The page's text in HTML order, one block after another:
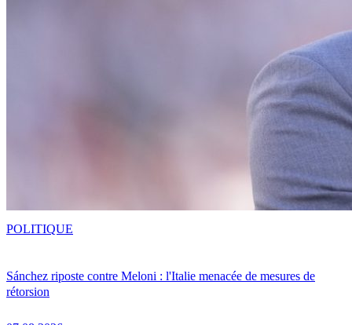
Sánchez riposte contre Meloni : l'Italie menacée de mesures de
rétorsion
POLITIQUE